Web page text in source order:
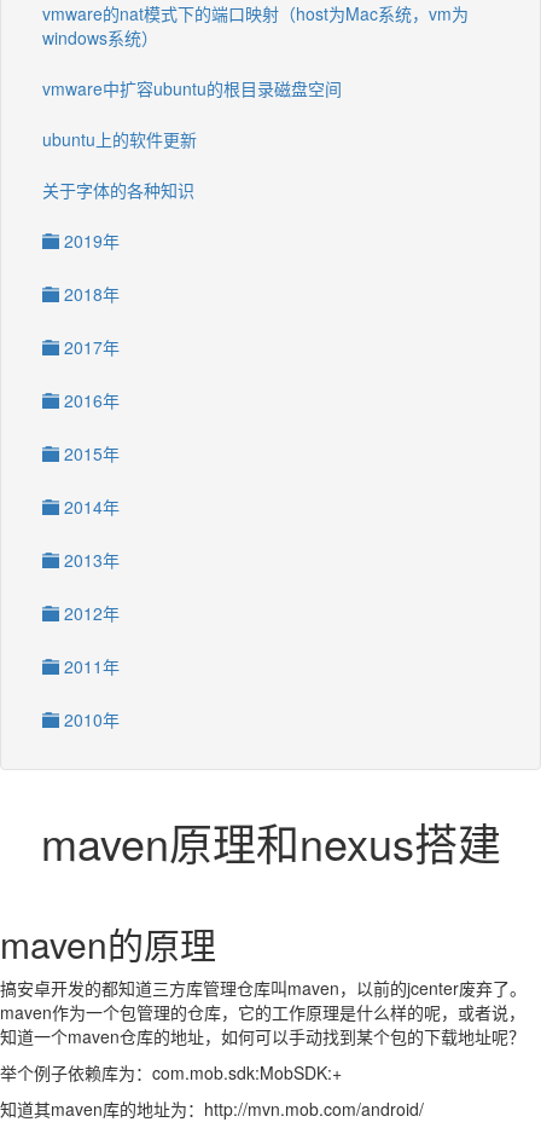
vmware的nat模式下的端口映射（host为Mac系统，vm为
windows系统）
vmware中扩容ubuntu的根目录磁盘空间
ubuntu上的软件更新
关于字体的各种知识
2019年
2018年
2017年
2016年
2015年
2014年
2013年
2012年
2011年
2010年
maven原理和nexus搭建
maven的原理
搞安卓开发的都知道三方库管理仓库叫maven，以前的jcenter废弃了。
maven作为一个包管理的仓库，它的工作原理是什么样的呢，或者说，
知道一个maven仓库的地址，如何可以手动找到某个包的下载地址呢？
举个例子依赖库为：com.mob.sdk:MobSDK:+
知道其maven库的地址为：http://mvn.mob.com/android/